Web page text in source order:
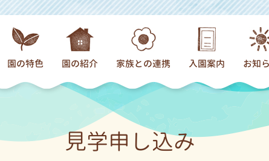
園の特色
園での過ごし方
プール
園の紹介
概要
未就園児
あずかり保育
家族との連携
父母の会
パパの会
サークル
入園案内
入園までの流れ
お知
新
見学申し込み